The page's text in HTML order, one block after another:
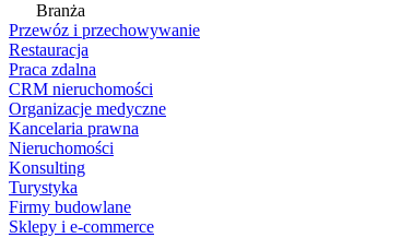
Branża
Przewóz i przechowywanie
Restauracja
Praca zdalna
CRM nieruchomości
Organizacje medyczne
Kancelaria prawna
Nieruchomości
Konsulting
Turystyka
Firmy budowlane
Sklepy i e-commerce